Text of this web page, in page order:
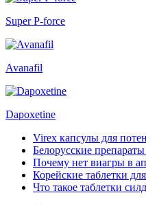
Super P-force
Avanafil
Dapoxetine
Virex капсулы для
Белорусские
Почему нет виагры в
Корейские таблетки
Что такое таблетки